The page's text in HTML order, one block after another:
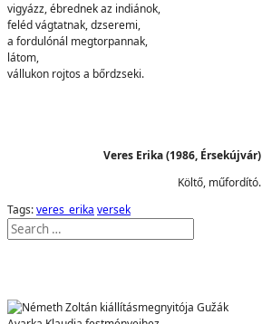
vigyázz, ébrednek az indiánok,
feléd vágtatnak, dzseremi,
a fordulónál megtorpannak,
látom,
vállukon rojtos a bőrdzseki.
Veres Erika (1986, Érsekújvár)
Költő, műfordító.
Tags:veres_erika versek